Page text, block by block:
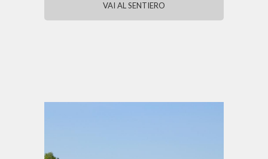
VAI AL SENTIERO